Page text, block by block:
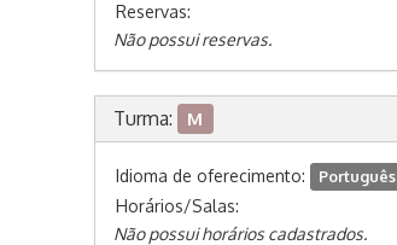
Reservas:
Não possui reservas.
Turma: M
Idioma de oferecimento: Português
Horários/Salas:
Não possui horários cadastrados.